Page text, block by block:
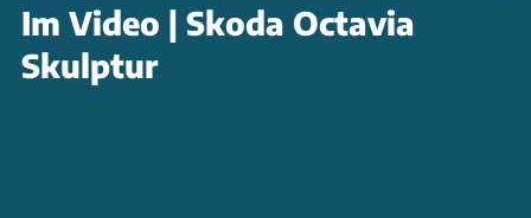
Im Video | Skoda Octavia
Skulptur